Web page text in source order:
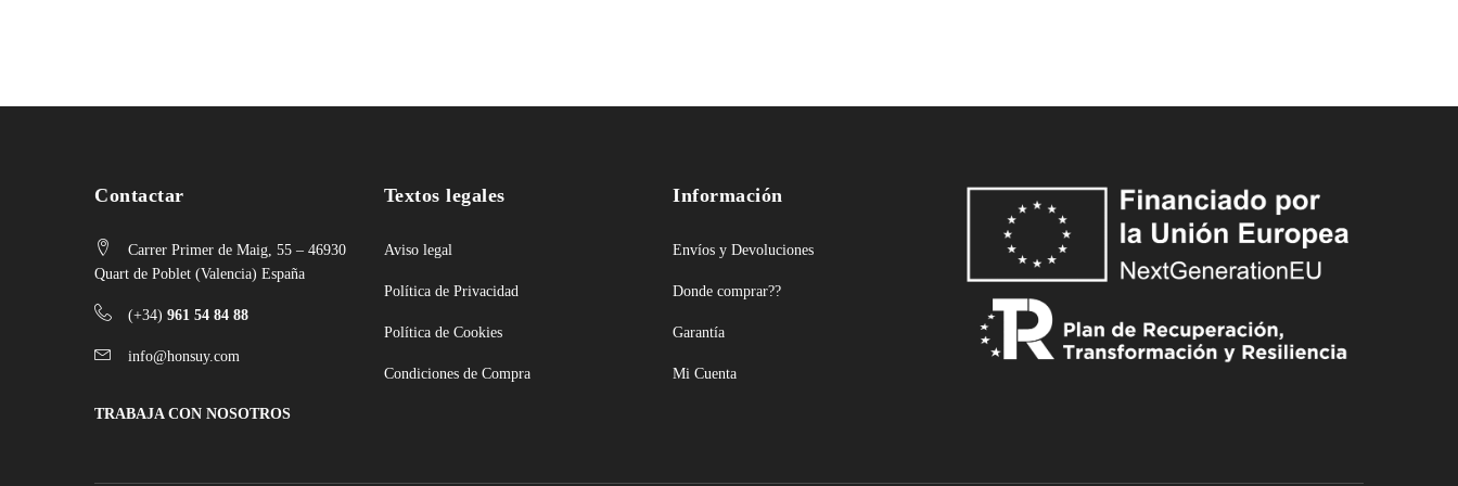
Contactar
Carrer Primer de Maig, 55 – 46930
Quart de Poblet (Valencia) España
(+34) 961 54 84 88
info@honsuy.com
TRABAJA CON NOSOTROS
Textos legales
Aviso legal
Política de Privacidad
Política de Cookies
Condiciones de Compra
Información
Envíos y Devoluciones
Donde comprar??
Garantía
Mi Cuenta